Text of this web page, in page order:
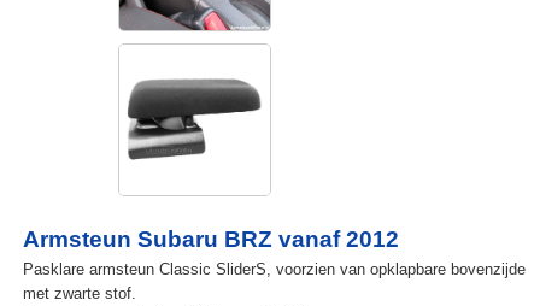
Armsteun Subaru BRZ vanaf 2012
Pasklare armsteun Classic SliderS, voorzien van opklapbare bovenzijde
met zwarte stof.